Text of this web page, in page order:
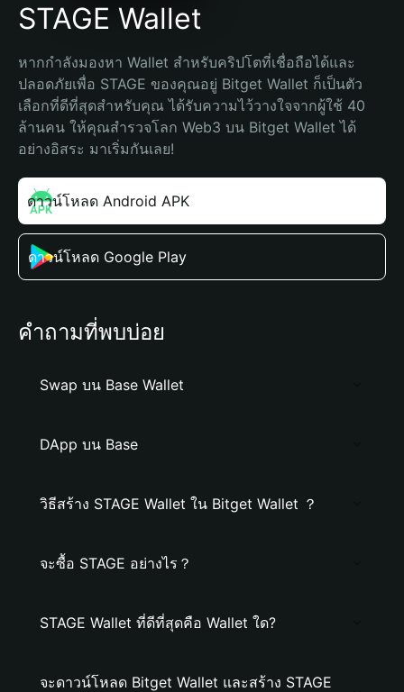
STAGE Wallet
หากกำลังมองหา Wallet สำหรับคริปโตที่เชื่อถือได้และ
ปลอดภัยเพื่อ STAGE ของคุณอยู่ Bitget Wallet ก็เป็นตัว
เลือกที่ดีที่สุดสำหรับคุณ ได้รับความไว้วางใจจากผู้ใช้ 40
ล้านคน ให้คุณสำรวจโลก Web3 บน Bitget Wallet ได้
อย่างอิสระ มาเริ่มกันเลย!
ดาวน์โหลด Android APK
ดาวน์โหลด Google Play
คำถามที่พบบ่อย
Swap บน Base Wallet
DApp บน Base
วิธีสร้าง STAGE Wallet ใน Bitget Wallet ？
จะซื้อ STAGE อย่างไร？
STAGE Wallet ที่ดีที่สุดคือ Wallet ใด?
จะดาวน์โหลด Bitget Wallet และสร้าง STAGE